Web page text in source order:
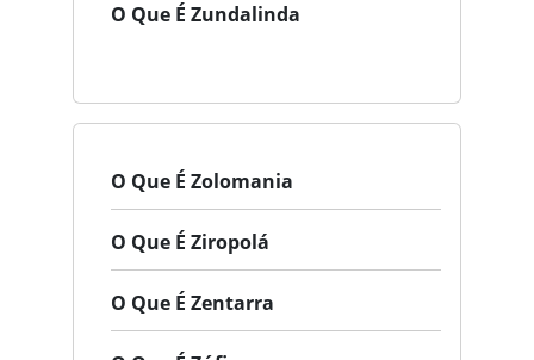
O Que É Zundalinda
O Que É Zolomania
O Que É Ziropolá
O Que É Zentarra